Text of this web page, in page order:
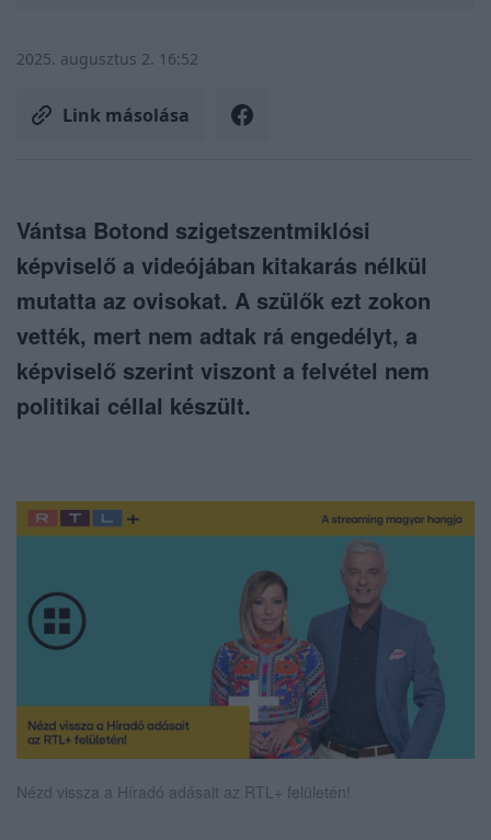
2025. augusztus 2. 16:52
Link másolása
Vántsa Botond szigetszentmiklósi
képviselő a videójában kitakarás nélkül
mutatta az ovisokat. A szülők ezt zokon
vették, mert nem adtak rá engedélyt, a
képviselő szerint viszont a felvétel nem
politikai céllal készült.
Nézd vissza a Híradó adásait az RTL+ felületén!